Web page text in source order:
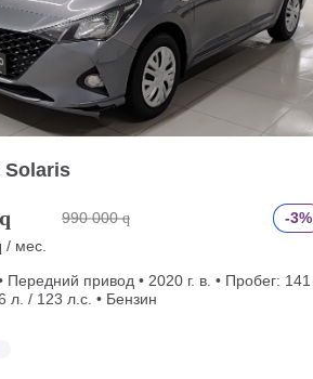
Solaris
q 990 000 q
-3%
/ мес.
Передний привод • 2020 г. в. • Пробег: 141
л. / 123 л.с. • Бензин